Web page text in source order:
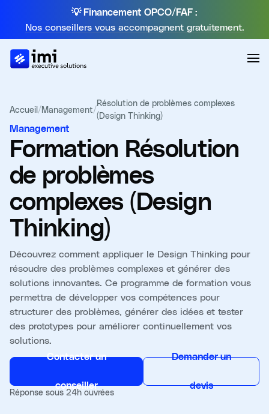
💡 Financement OPCO/FAF :
Nos conseillers vous accompagnent gratuitement.
Accueil/Management/
Résolution de problèmes complexes
(Design Thinking)
Management
Formation Résolution
de problèmes
complexes (Design
Thinking)
Découvrez comment appliquer le Design Thinking pour
résoudre des problèmes complexes et générer des
solutions innovantes. Ce programme de formation vous
permettra de développer vos compétences pour
structurer des problèmes, générer des idées et tester
des prototypes pour améliorer continuellement vos
solutions.
Contacter un
conseiller
Demander un
devis
Réponse sous 24h ouvrées